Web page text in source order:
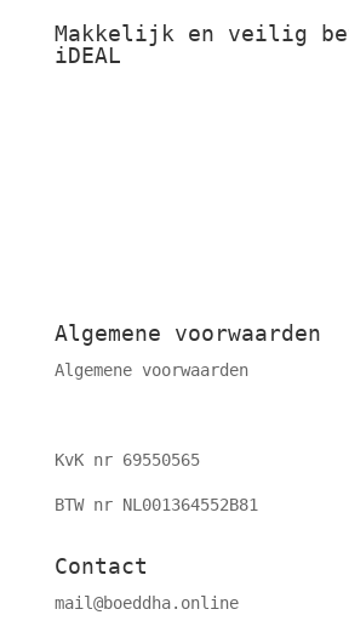
Makkelijk en veilig
iDEAL
Algemene voorwaarden
Algemene voorwaarden
KvK nr 69550565
BTW nr NL001364552B81
Contact
mail@boeddha.online